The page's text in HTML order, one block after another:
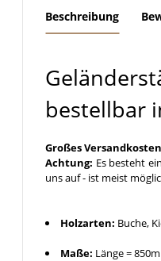
Beschreibung
bestellbar
Großes
Achtung: Es besteht
uns auf - ist meist
Holzarten: Buche,
Maße: Länge =